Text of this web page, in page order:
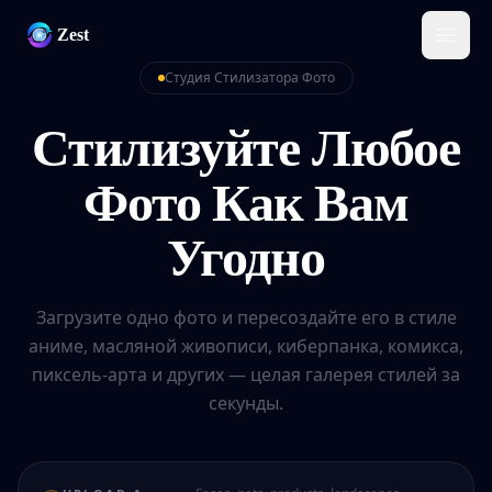
Zest
Студия Стилизатора Фото
Стилизуйте Любое
Фото Как Вам
Угодно
Загрузите одно фото и пересоздайте его в стиле
аниме, масляной живописи, киберпанка, комикса,
пиксель-арта и других — целая галерея стилей за
секунды.